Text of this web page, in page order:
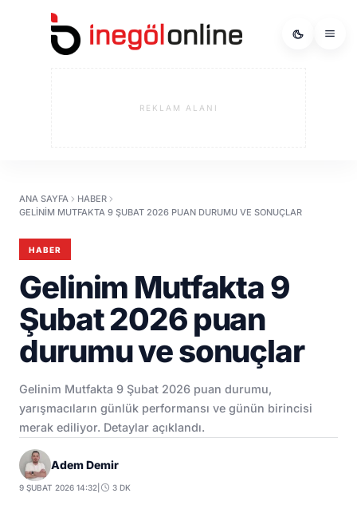
REKLAM ALANI
ANA SAYFA
HABER
GELINIM MUTFAKTA 9 ŞUBAT 2026 PUAN DURUMU VE SONUÇLAR
HABER
Gelinim Mutfakta 9
Şubat 2026 puan
durumu ve sonuçlar
Gelinim Mutfakta 9 Şubat 2026 puan durumu,
yarışmacıların günlük performansı ve günün birincisi
merak ediliyor. Detaylar açıklandı.
Adem Demir
9 ŞUBAT 2026 14:32 3 DK